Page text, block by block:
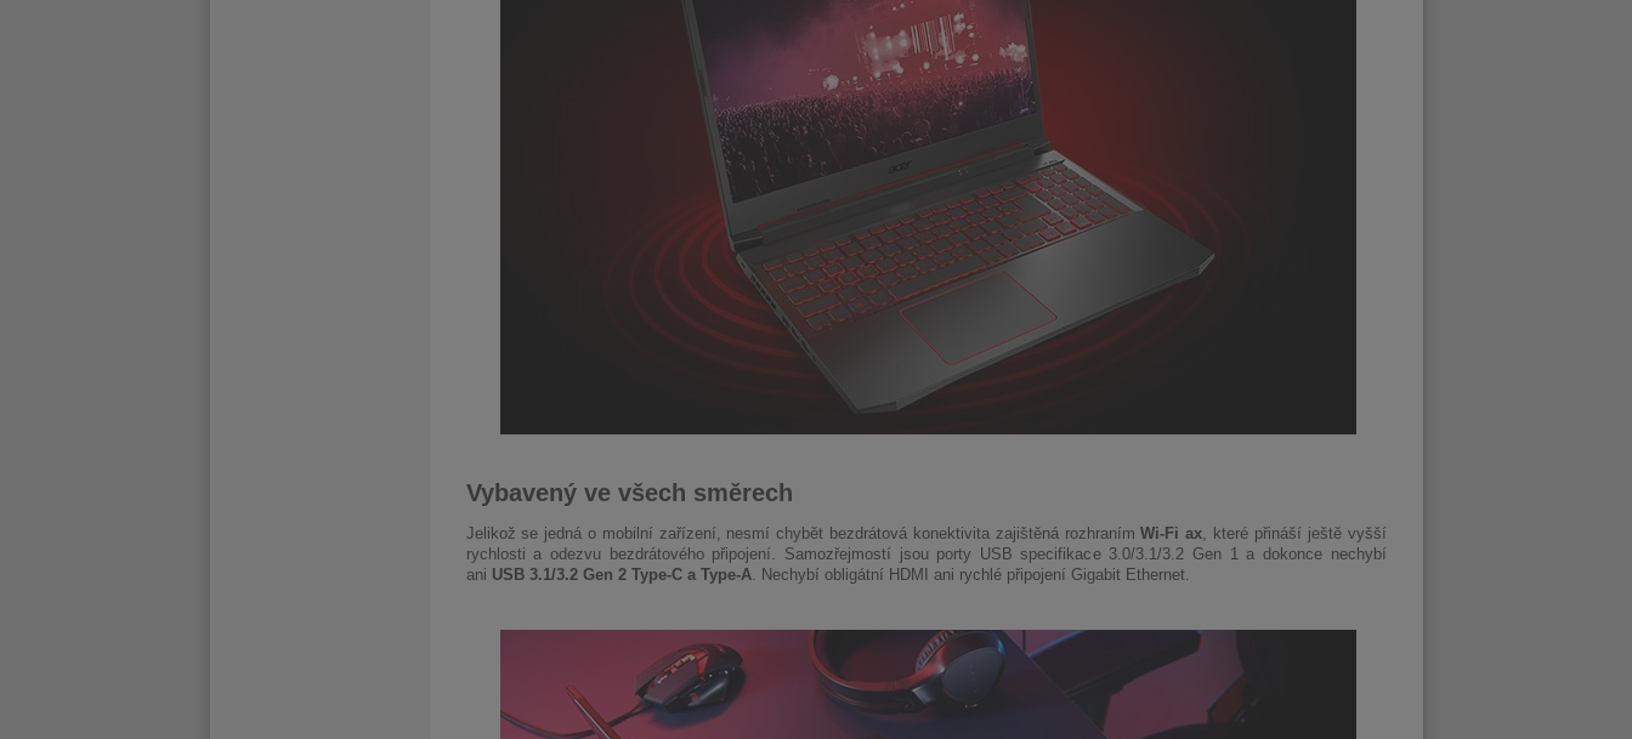
Vybavený ve všech směrech
Jelikož se jedná o mobilní zařízení, nesmí chybět bezdrátová konektivita zajištěná rozhranímWi-Fi ax, které přináší ještě vyšší
rychlosti a odezvu bezdrátového připojení. Samozřejmostí jsou porty USB specifikace 3.0/3.1/3.2 Gen 1 a dokonce nechybí
ani USB 3.1/3.2 Gen 2 Type-C a Type-A. Nechybí obligátní HDMI ani rychlé připojení Gigabit Ethernet.